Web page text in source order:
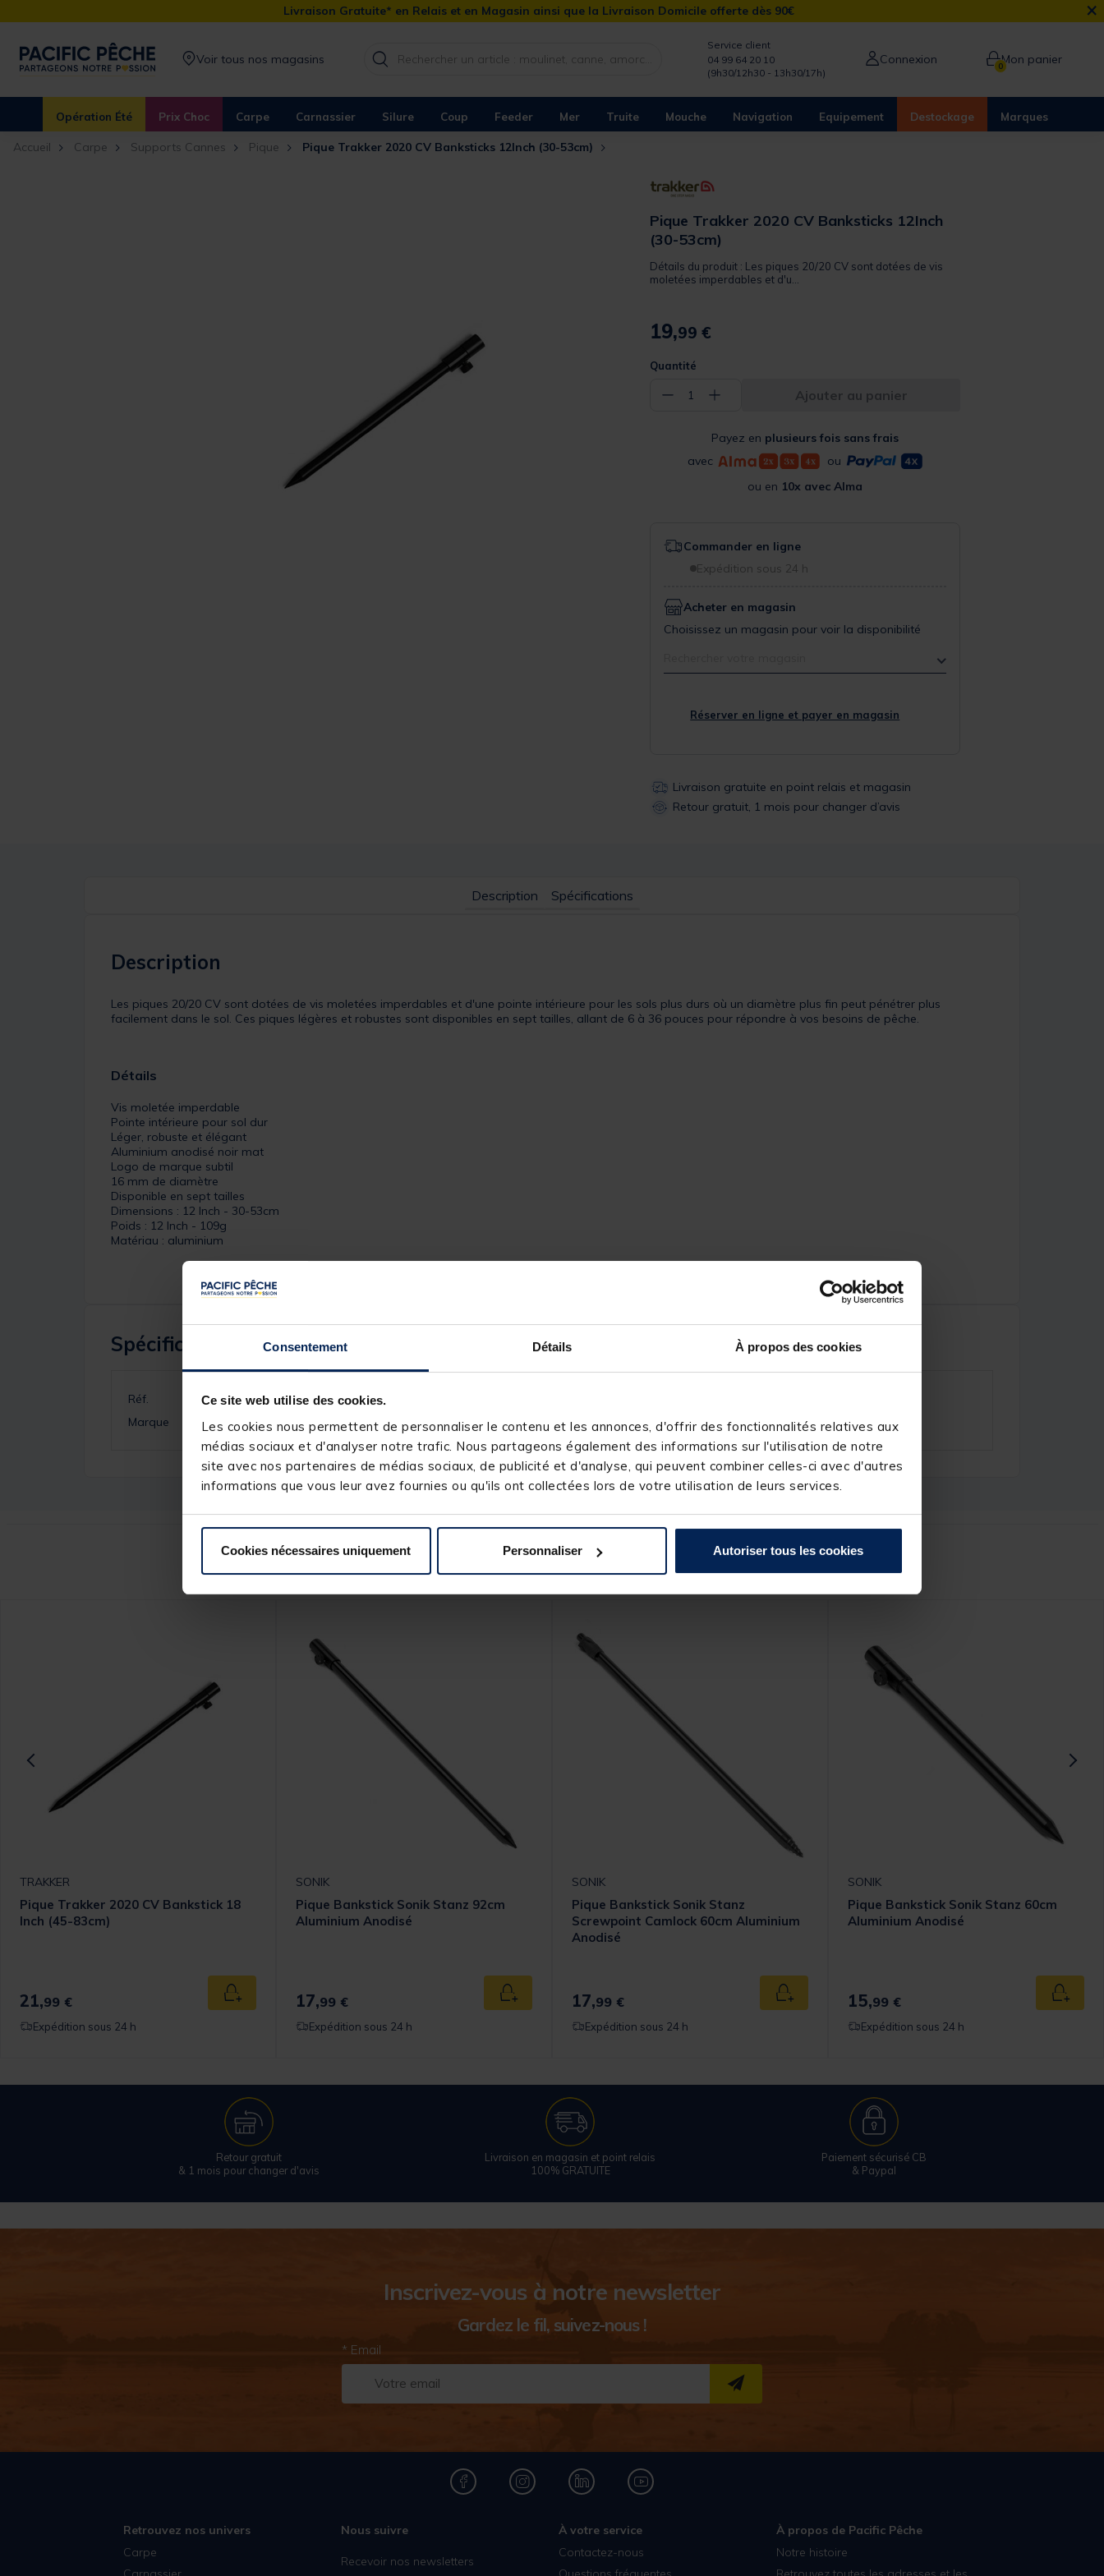
Consentement Détails À propos des cookies
Ce site web utilise des cookies.
Les cookies nous permettent de personnaliser le contenu et les annonces, d'offrir des fonctionnalités relatives aux
médias sociaux et d'analyser notre trafic. Nous partageons également des informations sur l'utilisation de notre
site avec nos partenaires de médias sociaux, de publicité et d'analyse, qui peuvent combiner celles-ci avec d'autres
informations que vous leur avez fournies ou qu'ils ont collectées lors de votre utilisation de leurs services.
Cookies nécessaires uniquement Personnaliser Autoriser tous les cookies
Livraison Gratuite* en Relais et en Magasin ainsi que la Livraison Domicile offerte dès 90€ ×
Voir tous nos magasins
Service client
04 99 64 20 10
(9h30/12h30 - 13h30/17h)
Connexion 0Mon panier
Opération Été Prix Choc Carpe Carnassier Silure Coup Feeder Mer Truite Mouche Navigation Equipement Destockage Marques
Accueil Carpe Supports Cannes Pique Pique Trakker 2020 CV Banksticks 12Inch (30-53cm)
Pique Trakker 2020 CV Banksticks 12Inch
(30-53cm)
Détails du produit : Les piques 20/20 CV sont dotées de vis
moletées imperdables et d'u...
19,99 €
Quantité
− 1 + Ajouter au panier
Payez en plusieurs fois sans frais
avec
ou
ou en 10x avec Alma
Commander en ligne
Expédition sous 24 h
Acheter en magasin
Choisissez un magasin pour voir la disponibilité
Réserver en ligne et payer en magasin
Livraison gratuite en point relais et magasin
Retour gratuit, 1 mois pour changer d’avis
Description Spécifications
Description
Les piques 20/20 CV sont dotées de vis moletées imperdables et d'une pointe intérieure pour les sols plus durs où un diamètre plus fin peut pénétrer plus
facilement dans le sol. Ces piques légères et robustes sont disponibles en sept tailles, allant de 6 à 36 pouces pour répondre à vos besoins de pêche.
Détails
Vis moletée imperdable
Pointe intérieure pour sol dur
Léger, robuste et élégant
Aluminium anodisé noir mat
Logo de marque subtil
16 mm de diamètre
Disponible en sept tailles
Dimensions : 12 Inch - 30-53cm
Poids : 12 Inch - 109g
Matériau : aluminium
Spécifications
Réf.
Marque
TRAKKER
Ces produits pourraient vous intéresser :
panier
TRAKKER
Pique Trakker 2020 CV Bankstick 18
Inch (45-83cm)
21,99 € Ajouter au panier
Expédition sous 24 h
SONIK
Pique Bankstick Sonik Stanz 92cm
Aluminium Anodisé
17,99 € Ajouter au panier
Expédition sous 24 h
SONIK
Pique Bankstick Sonik Stanz
Screwpoint Camlock 60cm Aluminium
Anodisé
17,99 € Ajouter au panier
Expédition sous 24 h
SONIK
Pique Bankstick Sonik Stanz 60cm
Aluminium Anodisé
15,99 € Ajouter
Expédition sous 24 h
Retour gratuit
& 1 mois pour changer d'avis
Livraison en magasin et point relais
100% GRATUITE
Paiement sécurisé CB
& Paypal
Inscrivez-vous à notre newsletter
Gardez le fil, suivez-nous !
* Email
S''INSCRIRE
Retrouvez nos univers
Carpe
Nous suivre
Recevoir nos newsletters
À votre service
Contactez-nous
À propos de Pacific Pêche
Notre histoire